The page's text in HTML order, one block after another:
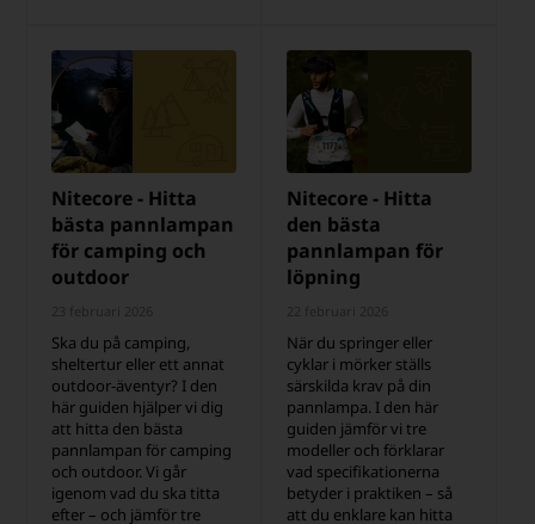
Nitecore - Hitta
bästa pannlampan
för camping och
outdoor
Ska du på camping,
sheltertur eller ett annat
outdoor-äventyr? I den
här guiden hjälper vi dig
att hitta den bästa
pannlampan för camping
och outdoor. Vi går
igenom vad du ska titta
efter – och jämför tre
Nitecore - Hitta
den bästa
pannlampan för
löpning
När du springer eller
cyklar i mörker ställs
särskilda krav på din
pannlampa. I den här
guiden jämför vi tre
modeller och förklarar
vad specifikationerna
betyder i praktiken – så
att du enklare kan hitta